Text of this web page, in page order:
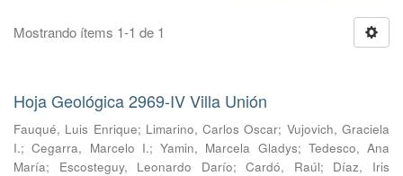
Mostrando ítems 1-1 de 1
Hoja Geológica 2969-IV Villa Unión
Fauqué, Luis Enrique; Limarino, Carlos Oscar; Vujovich, Graciela
I.;Cegarra, Marcelo I.; Yamin, Marcela Gladys; Tedesco, Ana
María; Escosteguy, Leonardo Darío;Cardó, Raúl; Díaz, Iris